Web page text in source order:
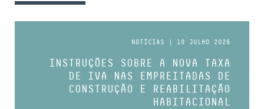
NOTÍCIAS | 10 JULHO 2026
INSTRUÇÕES SOBRE A NOVA TAXA
DE IVA NAS EMPREITADAS DE
CONSTRUÇÃO E REABILITAÇÃO
HABITACIONAL